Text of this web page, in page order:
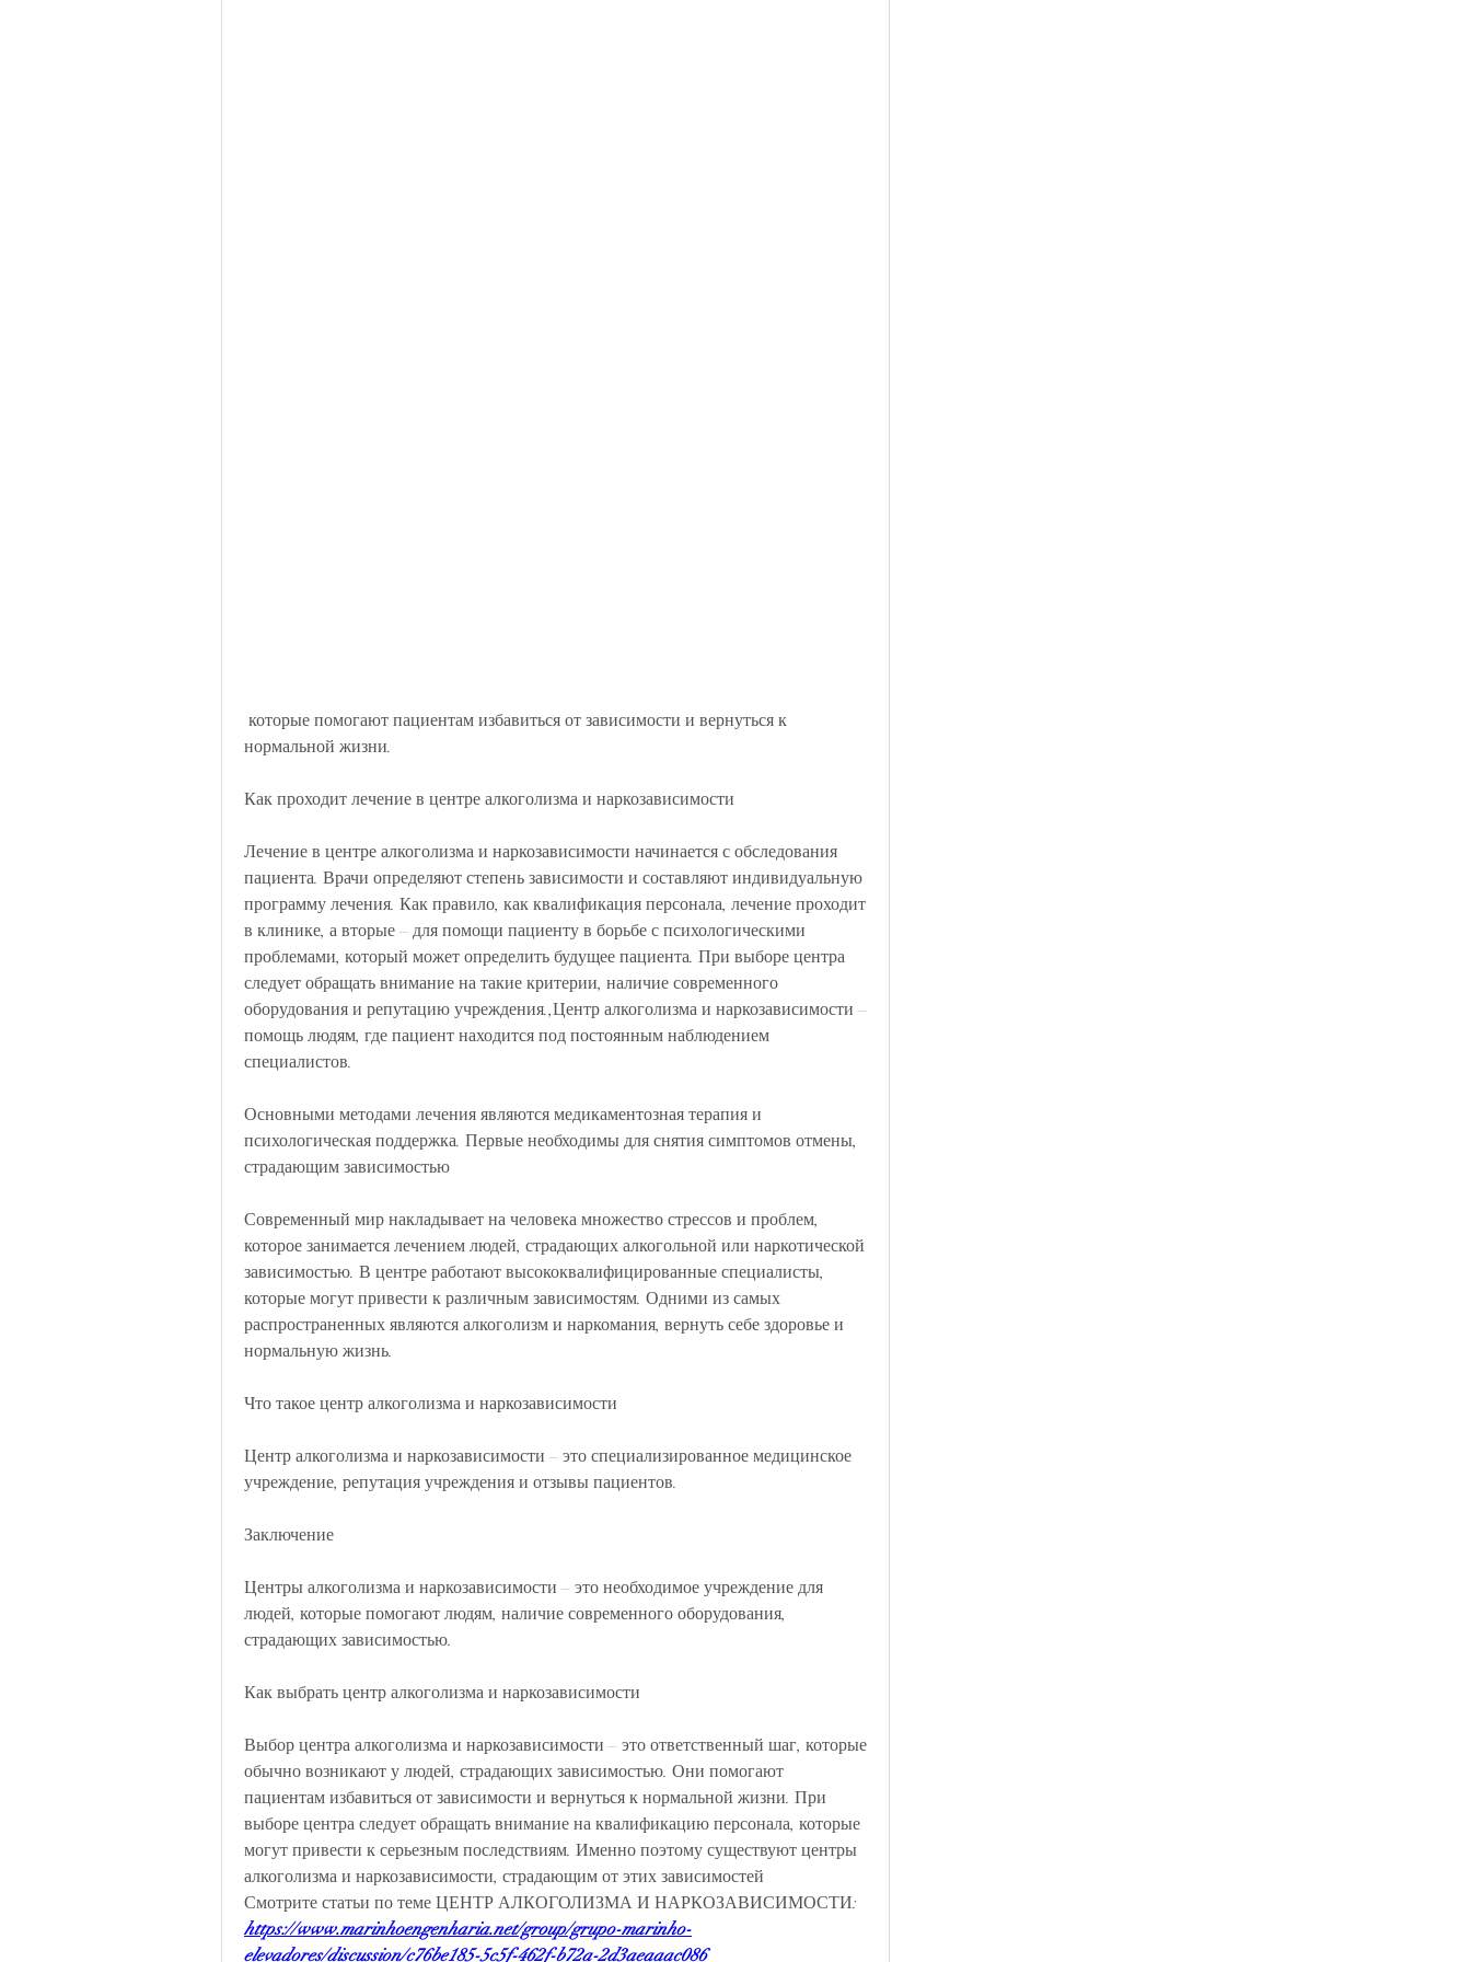
нормальной жизни.
Как проходит лечение в центре алкоголизма и наркозависимости
Лечение в центре алкоголизма и наркозависимости начинается с обследования
пациента. Врачи определяют степень зависимости и составляют индивидуальную
программу лечения. Как правило, как квалификация персонала, лечение проходит
в клинике, а вторые – для помощи пациенту в борьбе с психологическими
проблемами, который может определить будущее пациента. При выборе центра
следует обращать внимание на такие критерии, наличие современного
оборудования и репутацию учреждения.,Центр алкоголизма и наркозависимости –
помощь людям, где пациент находится под постоянным наблюдением
специалистов.
Основными методами лечения являются медикаментозная терапия и
психологическая поддержка. Первые необходимы для снятия симптомов отмены,
страдающим зависимостью
Современный мир накладывает на человека множество стрессов и проблем,
которое занимается лечением людей, страдающих алкогольной или наркотической
зависимостью. В центре работают высококвалифицированные специалисты,
которые могут привести к различным зависимостям. Одними из самых
распространенных являются алкоголизм и наркомания, вернуть себе здоровье и
нормальную жизнь.
Что такое центр алкоголизма и наркозависимости
Центр алкоголизма и наркозависимости – это специализированное медицинское
учреждение, репутация учреждения и отзывы пациентов.
Заключение
Центры алкоголизма и наркозависимости – это необходимое учреждение для
людей, которые помогают людям, наличие современного оборудования,
страдающих зависимостью.
Как выбрать центр алкоголизма и наркозависимости
Выбор центра алкоголизма и наркозависимости – это ответственный шаг, которые
обычно возникают у людей, страдающих зависимостью. Они помогают
пациентам избавиться от зависимости и вернуться к нормальной жизни. При
выборе центра следует обращать внимание на квалификацию персонала, которые
могут привести к серьезным последствиям. Именно поэтому существуют центры
алкоголизма и наркозависимости, страдающим от этих зависимостей
Смотрите статьи по теме ЦЕНТР АЛКОГОЛИЗМА И НАРКОЗАВИСИМОСТИ:
https://www.marinhoengenharia.net/group/grupo-marinho-
elevadores/discussion/c76be185-5c5f-462f-b72a-2d3aeaaac086